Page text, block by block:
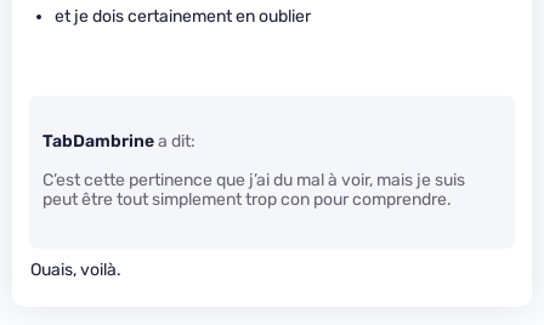
et je dois certainement en oublier
TabDambrinea dit:
C’est cette pertinence que j’ai du mal à voir, mais je suis
peut être tout simplement trop con pour comprendre.
Ouais, voilà.